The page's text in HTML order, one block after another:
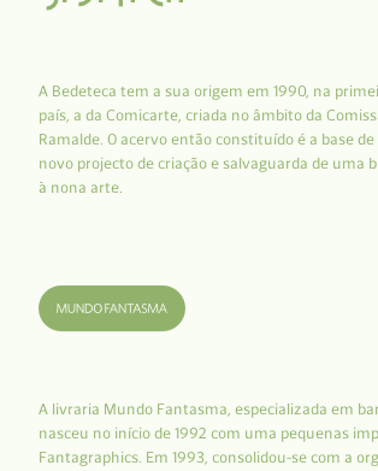
A Bedeteca tem a sua origem em 1990, na
país, a da Comicarte, criada no âmbito da
Ramalde. O acervo então constituído é a base
novo projecto de criação e salvaguarda de uma
à nona arte.
A livraria Mundo Fantasma, especializada em
nasceu no início de 1992 com uma pequenas
Fantagraphics. Em 1993, consolidou-se com a